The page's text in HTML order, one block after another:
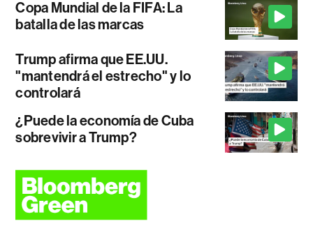
Copa Mundial de la FIFA: La
batalla de las marcas
Trump afirma que EE.UU.
"mantendrá el estrecho" y lo
controlará
¿Puede la economía de Cuba
sobrevivir a Trump?